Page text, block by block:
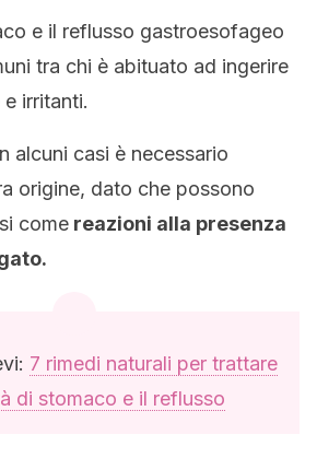
e il reflusso gastroesofageo
tra chi è abituato ad ingerire
irritanti.
alcuni casi è necessario
origine, dato che possono
come reazioni alla presenza
7 rimedi naturali per trattare
di stomaco e il reflusso